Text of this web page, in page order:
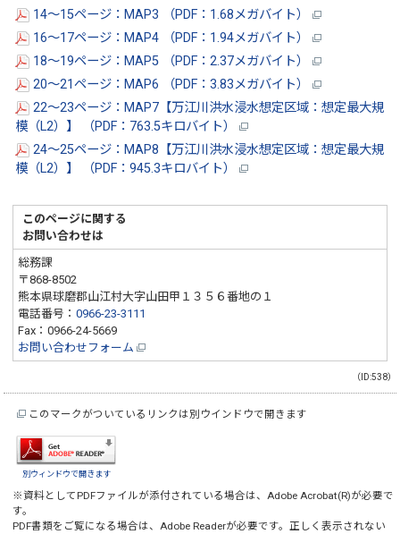
14～15ページ：MAP3 （PDF：1.68メガバイト）
16～17ページ：MAP4 （PDF：1.94メガバイト）
18～19ページ：MAP5 （PDF：2.37メガバイト）
20～21ページ：MAP6 （PDF：3.83メガバイト）
22～23ページ：MAP7【万江川洪水浸水想定区域：想定最大規
模（L2）】 （PDF：763.5キロバイト）
24～25ページ：MAP8【万江川洪水浸水想定区域：想定最大規
模（L2）】 （PDF：945.3キロバイト）
このページに関する
お問い合わせは
総務課
〒868-8502
熊本県球磨郡山江村大字山田甲１３５６番地の１
電話番号：0966-23-3111
Fax：0966-24-5669
お問い合わせフォーム
（ID:538）
このマークがついているリンクは別ウインドウで開きます
別ウィンドウで開きます
※資料としてPDFファイルが添付されている場合は、Adobe Acrobat(R)が必要で
す。
PDF書類をご覧になる場合は、Adobe Readerが必要です。正しく表示されない